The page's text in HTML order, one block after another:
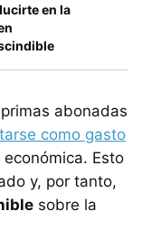
en la
abonadas
como gasto
Esto
y, por tanto,
sobre la